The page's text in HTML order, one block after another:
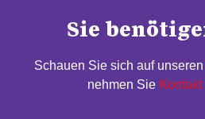
Sie
Schauen Sie sich auf unseren
nehmen Sie